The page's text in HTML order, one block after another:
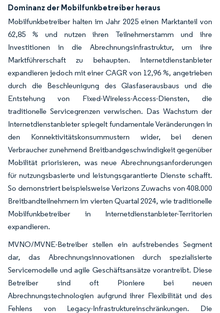
Dominanz der Mobilfunkbetreiber heraus
Mobilfunkbetreiber halten im Jahr 2025 einen Marktanteil von
62,85 % und nutzen ihren Teilnehmerstamm und ihre
Investitionen in die Abrechnungsinfrastruktur, um ihre
Marktführerschaft zu behaupten. Internetdienstanbieter
expandieren jedoch mit einer CAGR von 12,96 %, angetrieben
durch die Beschleunigung des Glasfaserausbaus und die
Entstehung von Fixed-Wireless-Access-Diensten, die
traditionelle Servicegrenzen verwischen. Das Wachstum der
Internetdienstanbieter spiegelt fundamentale Veränderungen in
den Konnektivitätskonsummustern wider, bei denen
Verbraucher zunehmend Breitbandgeschwindigkeit gegenüber
Mobilität priorisieren, was neue Abrechnungsanforderungen
für nutzungsbasierte und leistungsgarantierte Dienste schafft.
So demonstriert beispielsweise Verizons Zuwachs von 408.000
Breitbandteilnehmern im vierten Quartal 2024, wie traditionelle
Mobilfunkbetreiber in Internetdienstanbieter-Territorien
expandieren.
MVNO/MVNE-Betreiber stellen ein aufstrebendes Segment
dar, das Abrechnungsinnovationen durch spezialisierte
Servicemodelle und agile Geschäftsansätze vorantreibt. Diese
Betreiber sind oft Pioniere bei neuen
Abrechnungstechnologien aufgrund ihrer Flexibilität und des
Fehlens von Legacy-Infrastruktureinschränkungen. Die